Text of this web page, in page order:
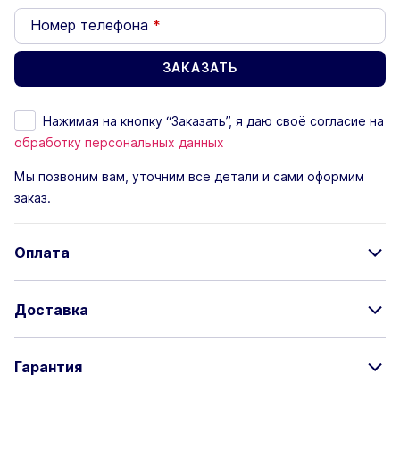
Номер телефона *
Нажимая на кнопку “Заказать”, я даю своё согласие на
обработку персональных данных
Мы позвоним вам, уточним все детали и сами оформим
заказ.
Оплата
Доставка
Гарантия